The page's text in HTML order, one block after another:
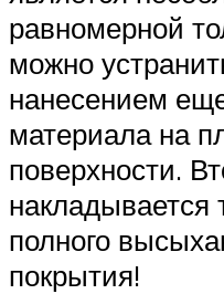
равномерной
можно
нанесением
материала на
поверхности.
накладывается
полного
покрытия!